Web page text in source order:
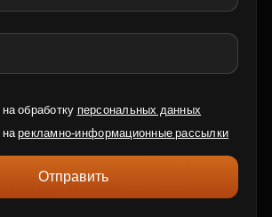
обработку персональных данных
нарекламно-информационные рассылки
Отправить